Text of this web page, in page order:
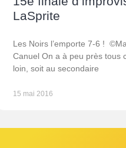
LaSprite
Les Noirs l’emporte 7-6 !
Canuel On a à peu près tous
loin, soit au secondaire
15 mai 2016